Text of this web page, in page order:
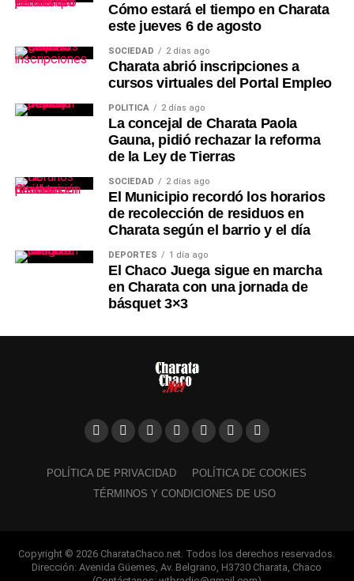
Cómo estará el tiempo en Charata
este jueves 6 de agosto
SOCIEDAD 2 días ago
Charata abrió inscripciones a
cursos virtuales del Portal Empleo
POLÍTICA 2 días ago
La concejal de Charata Paola
Gauna, pidió rechazar la reforma
de la Ley de Tierras
SOCIEDAD 2 días ago
El Municipio recordó los horarios
de recolección de residuos en
Charata según el barrio y el día
DEPORTES 1 día ago
El Chaco Juega sigue en marcha
en Charata con una jornada de
básquet 3×3
POLÍTICA DE PRIVACIDAD
POLÍTICA DE COOKIES
TÉRMINOS Y CONDICIONES DE USO
Copyright © 2026 CharataChaco.net. Todos los derechos reservados.
Dirección: Avenida Güemes, Av. Belgrano, H3730 Charata, Chaco